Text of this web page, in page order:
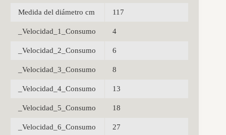
Medida del diámetro cm 117
_Velocidad_1_Consumo 4
_Velocidad_2_Consumo 6
_Velocidad_3_Consumo 8
_Velocidad_4_Consumo 13
_Velocidad_5_Consumo 18
_Velocidad_6_Consumo 27